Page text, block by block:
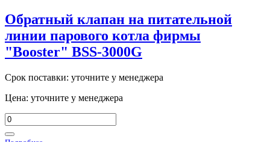
Обратный клапан на питательной
линии парового котла фирмы
"Booster" BSS-3000G
Срок поставки: уточните у менеджера
Цена: уточните у менеджера